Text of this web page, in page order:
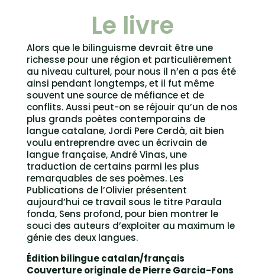
Le livre
Alors que le bilinguisme devrait être une
richesse pour une région et particulièrement
au niveau culturel, pour nous il n’en a pas été
ainsi pendant longtemps, et il fut même
souvent une source de méfiance et de
conflits. Aussi peut-on se réjouir qu’un de nos
plus grands poètes contemporains de
langue catalane, Jordi Pere Cerdà, ait bien
voulu entreprendre avec un écrivain de
langue française, André Vinas, une
traduction de certains parmi les plus
remarquables de ses poèmes. Les
Publications de l’Olivier présentent
aujourd’hui ce travail sous le titre Paraula
fonda, Sens profond, pour bien montrer le
souci des auteurs d’exploiter au maximum le
génie des deux langues.
Édition bilingue catalan/français
Couverture originale de Pierre Garcia-Fons